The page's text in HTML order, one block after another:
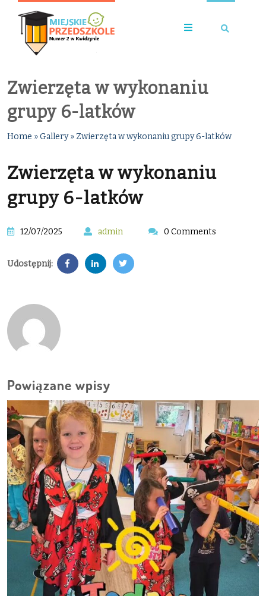
Zwierzęta w wykonaniu
grupy 6-latków
Home »Gallery» Zwierzęta w wykonaniu grupy 6-latków
Zwierzęta w wykonaniu
grupy 6-latków
12/07/2025 admin 0 Comments
Udostępnij:
Powiązane wpisy